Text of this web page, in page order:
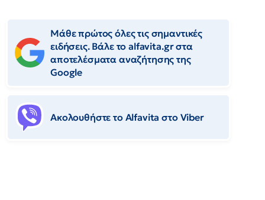
Μάθε πρώτος όλες τις σημαντικές
ειδήσεις. Βάλε το alfavita.gr στα
αποτελέσματα αναζήτησης της
Google
Ακολουθήστε το Αlfavita στο Viber